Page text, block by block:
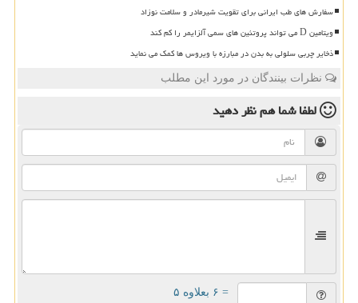
سفارش های طب ایرانی برای تقویت شیرمادر و سلامت نوزاد
ویتامین D می تواند پروتئین های سمی آلزایمر را کم کند
ذخایر چربی سلولی به بدن در مبارزه با ویروس ها کمک می نماید
نظرات بینندگان در مورد این مطلب
لطفا شما همنظر دهید
= ۶ بعلاوه ۵